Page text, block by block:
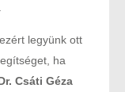
legyünk ott
ha
Csáti Géza